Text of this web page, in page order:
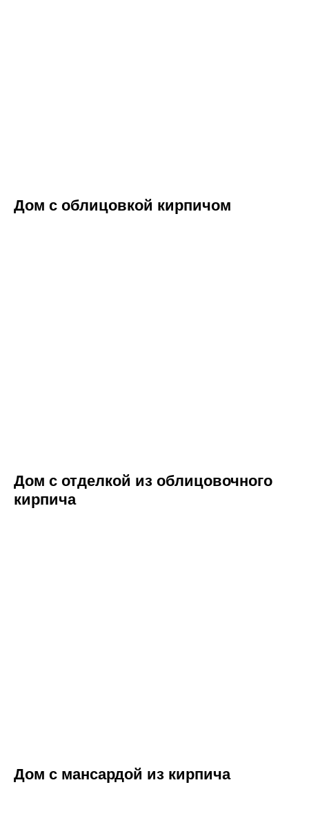
Дом с облицовкой кирпичом
Дом с отделкой из облицовочного
кирпича
Дом с мансардой из кирпича
ВСЕГДА НА СВЯЗИ,
ЧТОБЫ ВАМ ПОМОЧЬ